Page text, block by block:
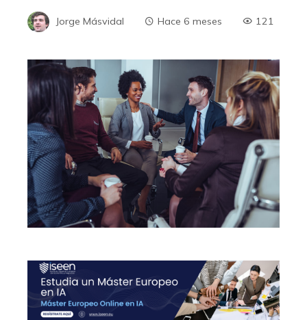
Jorge Másvidal Hace 6 meses 121